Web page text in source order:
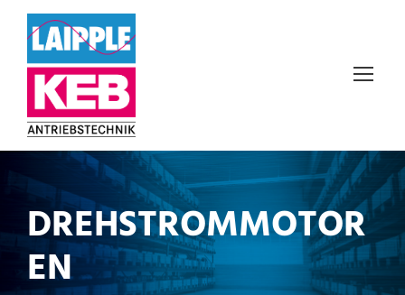
DREHSTROMMOTOR
EN